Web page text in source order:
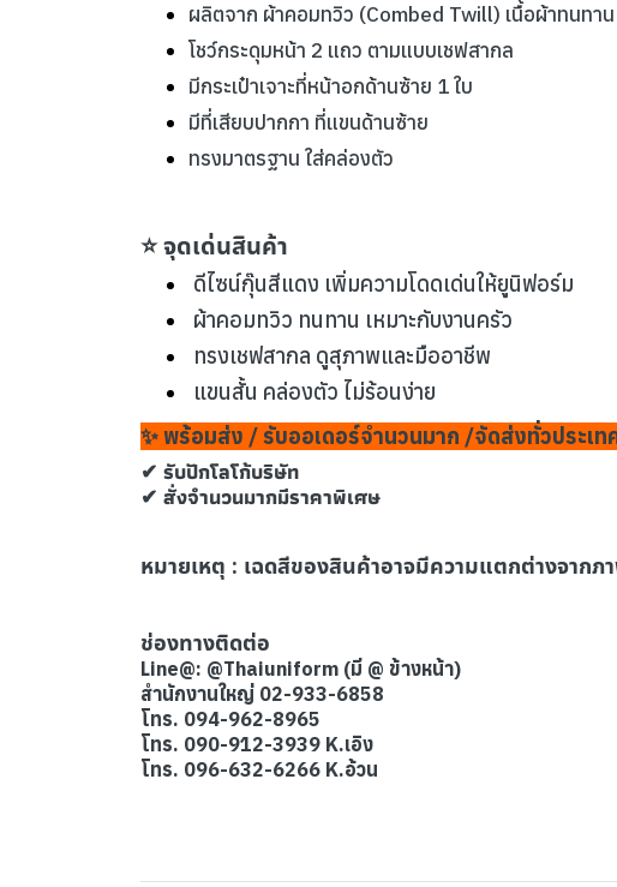
ผลิตจาก ผ้าคอมทวิว (Combed Twill) เนื้อผ้าทนทา
โชว์กระดุมหน้า 2 แถว ตามแบบเชฟสากล
มีกระเป๋าเจาะที่หน้าอกด้านซ้าย 1 ใบ
มีที่เสียบปากกา ที่แขนด้านซ้าย
ทรงมาตรฐาน ใส่คล่องตัว
⭐ จุดเด่นสินค้า
ดีไซน์กุ๊นสีแดง เพิ่มความโดดเด่นให้ยูนิฟอร์ม
ผ้าคอมทวิว ทนทาน เหมาะกับงานครัว
ทรงเชฟสากล ดูสุภาพและมืออาชีพ
แขนสั้น คล่องตัว ไม่ร้อนง่าย
✨ พร้อมส่ง / รับออเดอร์จำนวนมาก /จัดส่งทั่วประเท
✔ รับปักโลโก้บริษัท
✔ สั่งจำนวนมากมีราคาพิเศษ
หมายเหตุ : เฉดสีของสินค้าอาจมีความแตกต่างจาก
ช่องทางติดต่อ
Line@: @Thaiuniform (มี @ ข้างหน้า)
สำนักงานใหญ่ 02-933-6858
โทร. 094-962-8965
โทร. 090-912-3939 K.เอิง
โทร. 096-632-6266 K.อ้วน